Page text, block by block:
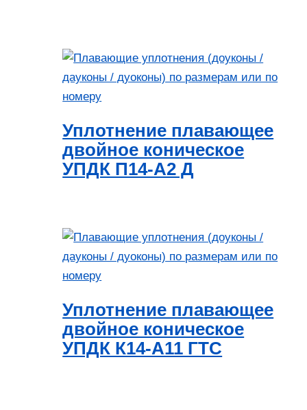
Уплотнение плавающее
двойное коническое
УПДК П14-А2 Д
Уплотнение плавающее
двойное коническое
УПДК К14-А11 ГТС